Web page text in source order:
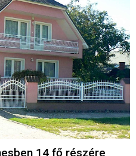
14 fő részére